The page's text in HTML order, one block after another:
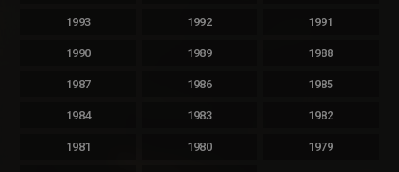
1993 1992 1991
1990 1989 1988
1987 1986 1985
1984 1983 1982
1981 1980 1979